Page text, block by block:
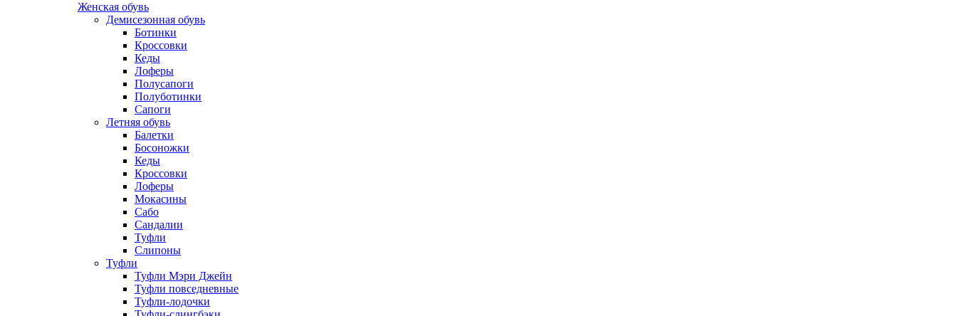
Женская обувь
Демисезонная обувь
Ботинки
Кроссовки
Кеды
Лоферы
Полусапоги
Полуботинки
Сапоги
Летняя обувь
Балетки
Босоножки
Кеды
Кроссовки
Лоферы
Мокасины
Сабо
Сандалии
Туфли
Слипоны
Туфли
Туфли Мэри Джейн
Туфли повседневные
Туфли-лодочки